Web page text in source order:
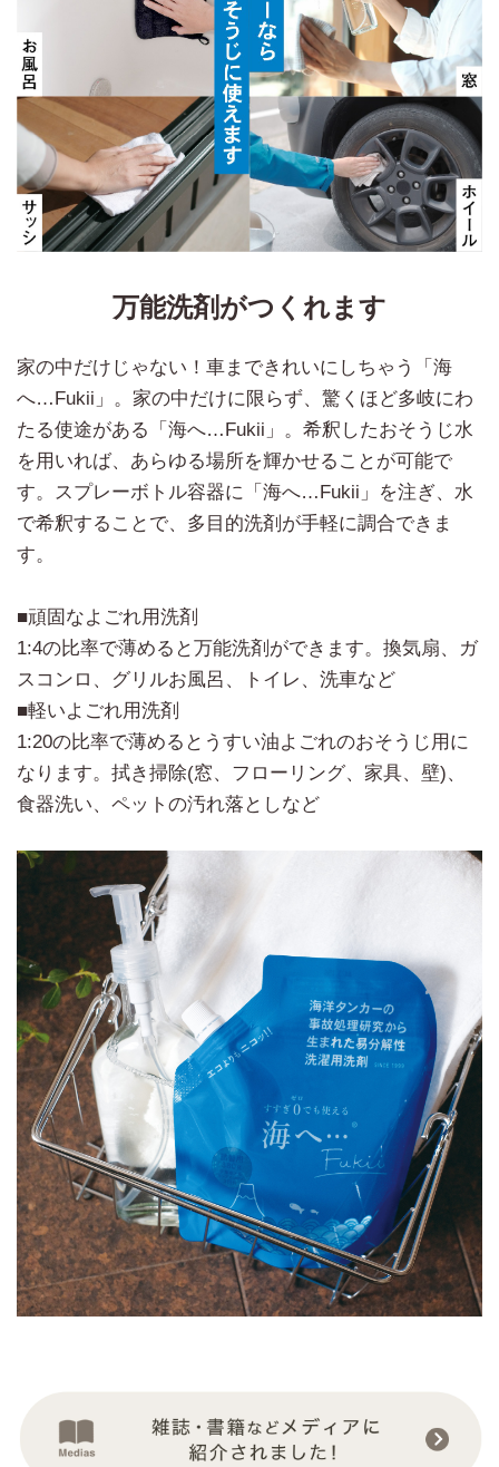
万能洗剤がつくれます
家の中だけじゃない！車まできれいにしちゃう「海
へ…Fukii」。家の中だけに限らず、驚くほど多岐にわ
たる使途がある「海へ…Fukii」。希釈したおそうじ水
を用いれば、あらゆる場所を輝かせることが可能で
す。スプレーボトル容器に「海へ…Fukii」を注ぎ、水
で希釈することで、多目的洗剤が手軽に調合できま
す。
■頑固なよごれ用洗剤
1:4の比率で薄めると万能洗剤ができます。換気扇、ガ
スコンロ、グリルお風呂、トイレ、洗車など
■軽いよごれ用洗剤
1:20の比率で薄めるとうすい油よごれのおそうじ用に
なります。拭き掃除(窓、フローリング、家具、壁)、
食器洗い、ペットの汚れ落としなど